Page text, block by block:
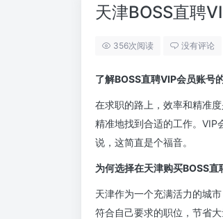
天津BOSS直聘
356次阅读 没有评论
了解BOSS直聘VIP会员账号
在求职的路上，效率和精准
精准地找到合适的工作。VIP
说，这简直是个福音。
为何选择在天津购买BOSS直
天津作为一个充满活力的城
符合自己要求的职位，节省